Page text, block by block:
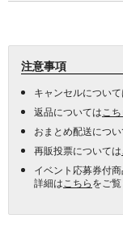
注意事項
キャンセルについて
返品については こ
おまとめ配送につ
再販投票については
イベント応募券付
詳細は こちらをご覧